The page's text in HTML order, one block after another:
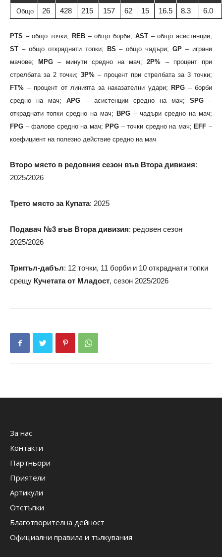
Общо 26 428 215 157 62 15 16.5 8.3 6.0
PTS – общо точки; REB– общо борби; AST– общо асистенции;
ST – общо откраднати топки; BS – общо чадъри;GP – играни
мачове;
MPG – минути средно на мач;2P% – процент при
стрелбата за 2 точки; 3P% – процент при стрелбата за 3 точки;
FT% – процент от линията за наказателни удари; RPG – борби
средно на мач;APG – асистенции средно на мач; SPG–
откраднати топки средно на мач; BPG – чадъри средно на мач;
FPG – фалове средно на мач; PPG – точки средно на мач; EFF –
коефициент на полезно действие средно на мач
Второ място в редовния сезон във Втора дивизия:
2025/2026
Трето място за Купата: 2025
Подавач №3 във Втора дивизия: редовен сезон
2025/2026
Трипъл-дабъл: 12 точки, 11 борби и 10 откраднати топки
срещу Кучетата от Младост, сезон 2025/2026
За нас
Контакти
Партньори
Приятели
Артикули
Отстъпки
Благотворителна дейност
Официални правила и тълкувания